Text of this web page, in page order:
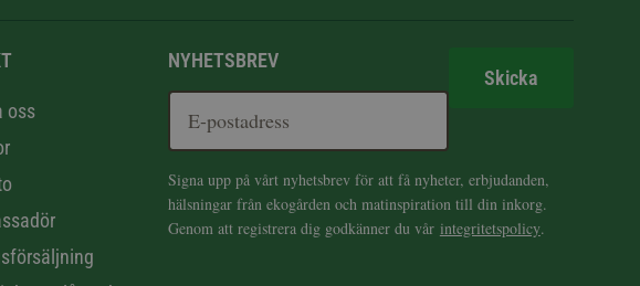
oss
NYHETSBREV
Skicka
Signa upp på vårt nyhetsbrev för att få nyheter, erbjudanden,
hälsningar från ekogården och matinspiration till din inkorg.
Genom att registrera dig godkänner du vår integritetspolicy.